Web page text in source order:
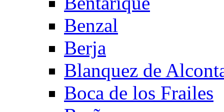
Benzal
Berja
Blanquez de
Boca de los Frailes